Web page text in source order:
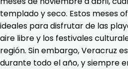
templado y seco. Estos meses
ideales para disfrutar de las
aire libre y los festivales
región. Sin embargo, Veracruz
durante todo el año, y siempre